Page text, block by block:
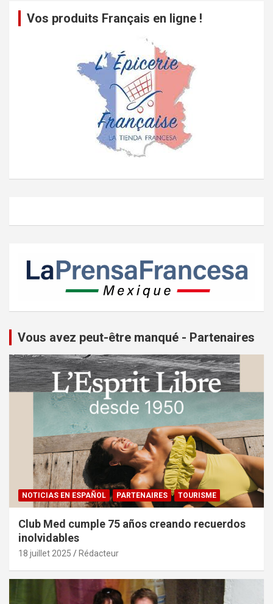
Vos produits Français en ligne !
Vous avez peut-être manqué - Partenaires
NOTICIAS EN ESPAÑOL PARTENAIRES TOURISME
Club Med cumple 75 años creando recuerdos
inolvidables
18 juillet 2025 Rédacteur